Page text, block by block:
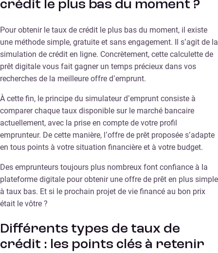
crédit le plus bas du moment ?
Pour obtenir le taux de crédit le plus bas du moment, il existe
une méthode simple, gratuite et sans engagement. Il s’agit de la
simulation de crédit en ligne. Concrètement, cette calculette de
prêt digitale vous fait gagner un temps précieux dans vos
recherches de la meilleure offre d’emprunt.
À cette fin, le principe du simulateur d’emprunt consiste à
comparer chaque taux disponible sur le marché bancaire
actuellement, avec la prise en compte de votre profil
emprunteur. De cette manière, l’offre de prêt proposée s’adapte
en tous points à votre situation financière et à votre budget.
Des emprunteurs toujours plus nombreux font confiance à la
plateforme digitale pour obtenir une offre de prêt en plus simple
à taux bas. Et si le prochain projet de vie financé au bon prix
était le vôtre ?
Différents types de taux de
crédit : les points clés à retenir